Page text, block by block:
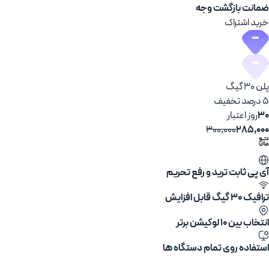
ضمانت بازگشت وجه
خرید اشتراک
پلن 30 گیگ
5 درصد تخفیف
30روز اعتبار
300,000285,000
آی پی ثابت ترید و رفع تحریم
ترافیک 30 گیگ قابل افزایش
انتخاب بین ۱۰ لوکیشن برتر
استفاده روی تمام دستگاه ها